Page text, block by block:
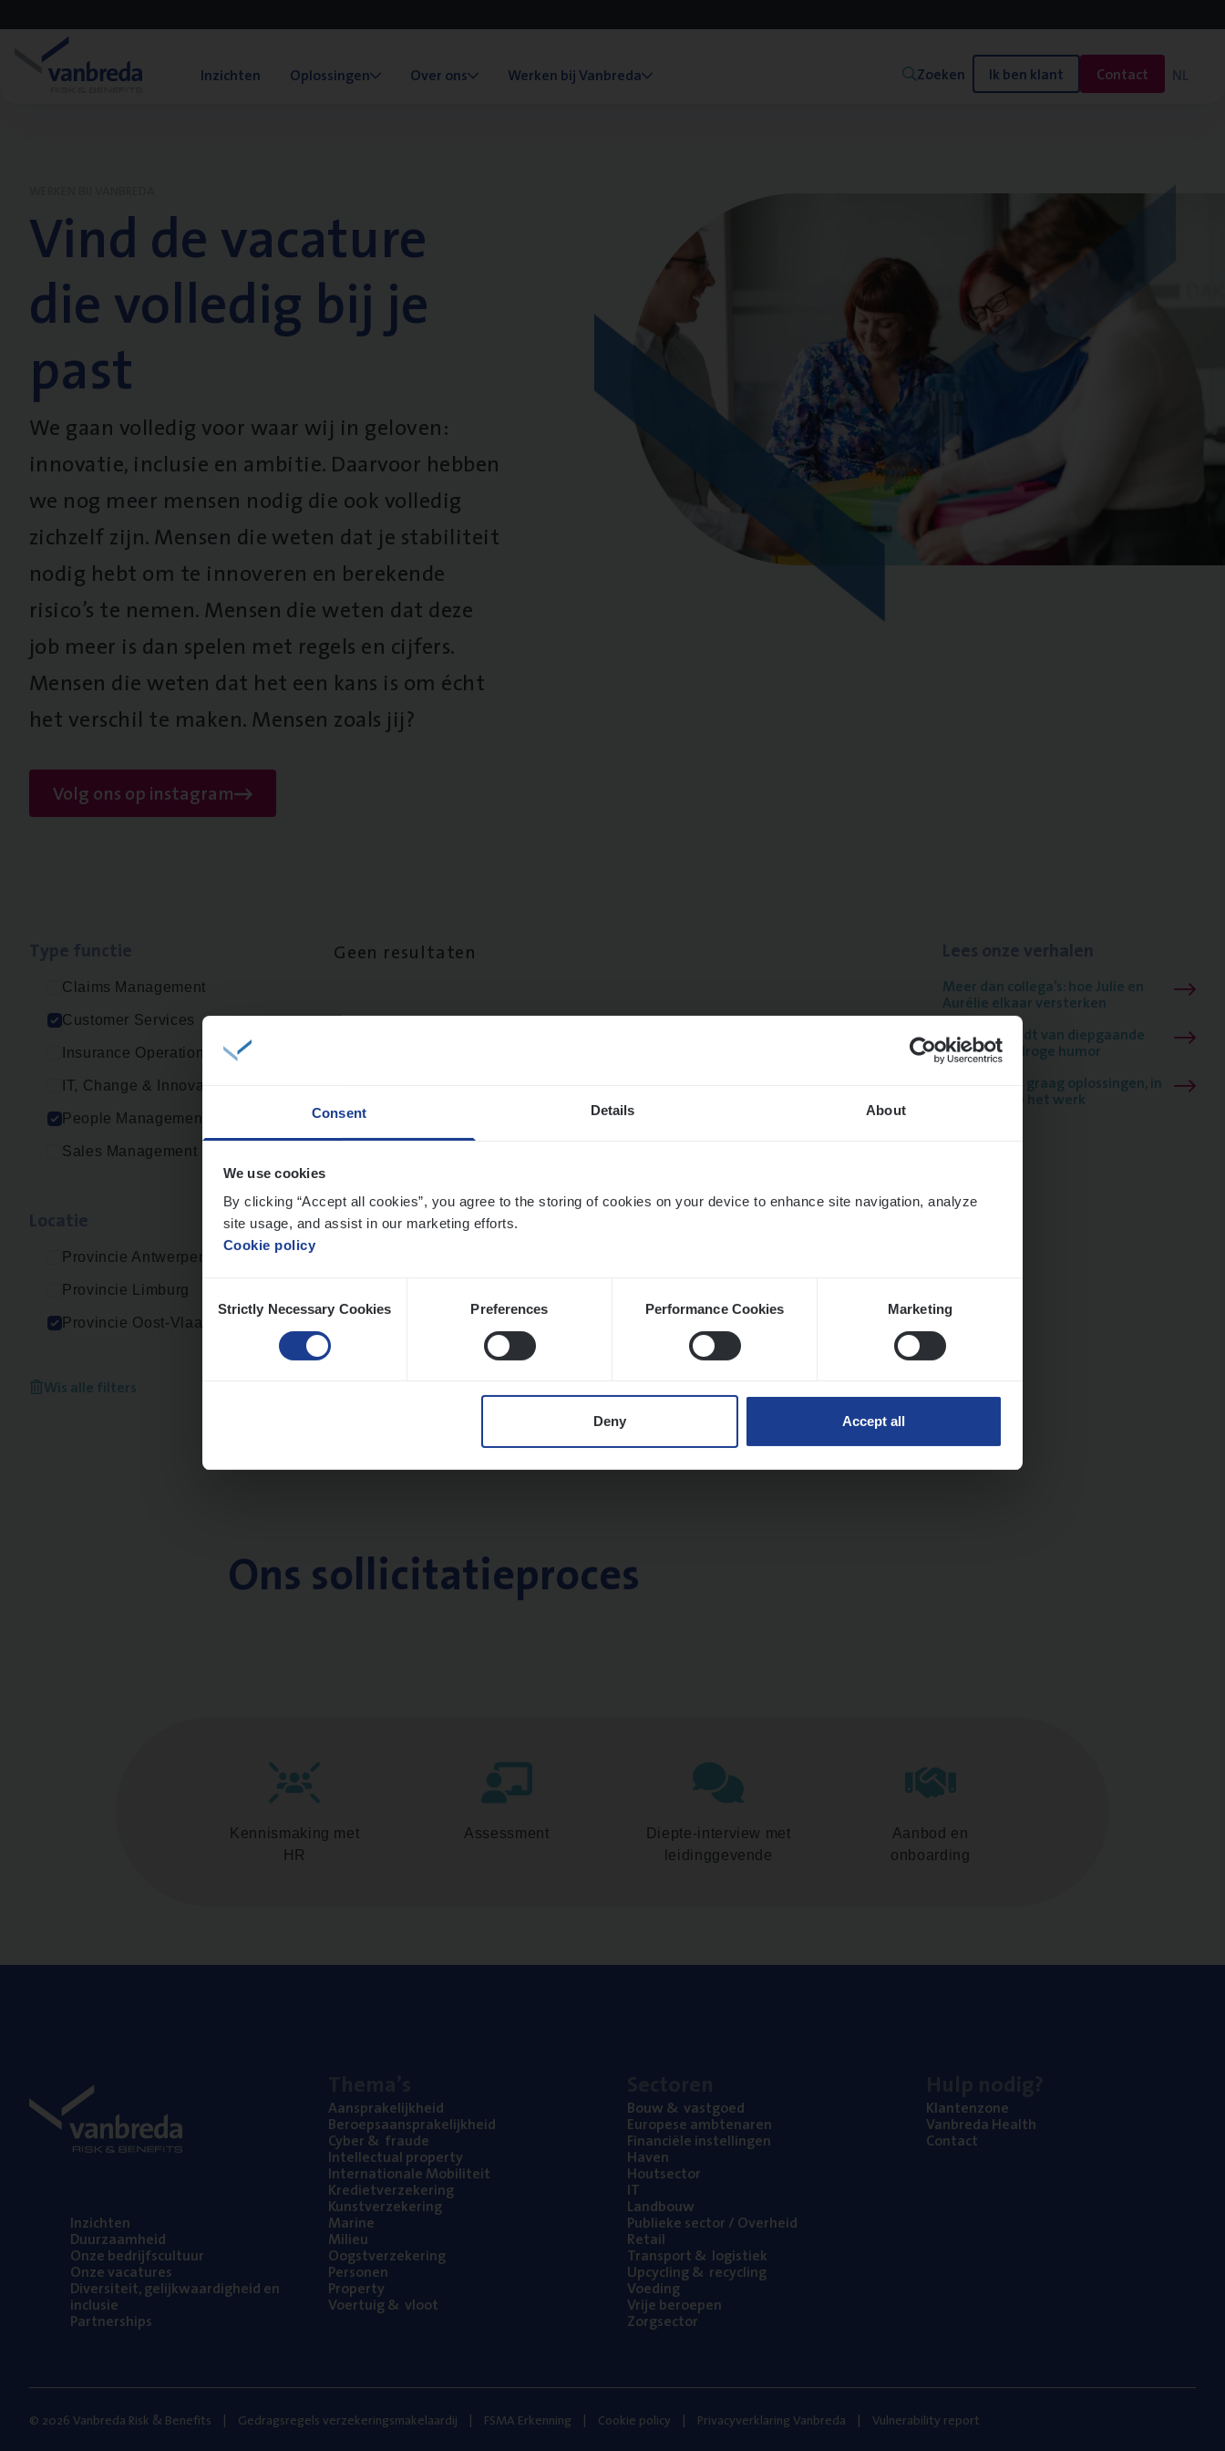
Consent Details About
We use cookies
By clicking “Accept all cookies”, you agree to the storing of cookies on your device to enhance site navigation, analyze
site usage, and assist in our marketing efforts.
Cookie policy
Selection
Strictly Necessary Cookies Preferences Performance Cookies Marketing
Deny Accept all
Inzichten Oplossingen Over ons Werken bij Vanbreda Zoeken Ik ben klant Contact NL
Vind de vacature
die volledig bij je
past
We gaan volledig voor waar wij in geloven:
innovatie, inclusie en ambitie. Daarvoor hebben
we nog meer mensen nodig die ook volledig
zichzelf zijn. Mensen die weten dat je stabiliteit
nodig hebt om te innoveren en berekende
risico’s te nemen. Mensen die weten dat deze
job meer is dan spelen met regels en cijfers.
Mensen die weten dat het een kans is om écht
het verschil te maken. Mensen zoals jij?
Volg ons op instagram
Claims Management
Customer Services
Insurance Operations
IT, Change & Innovation
People Management
Sales Management
Provincie Antwerpen
Provincie Limburg
Provincie Oost-Vlaanderen
Wis alle filters
Geen resultaten
Meer dan collega’s: hoe Julie en
Aurélie elkaar versterken
Mathias houdt van diepgaande
dossiers én droge humor
Thalia zoekt graag oplossingen, in
games én op het werk
Ons sollicitatieproces
Kennismaking met
HR
Assessment
Diepte-interview met
leidinggevende
Aanbod en
onboarding
Inzich­ten
Duur­zaam­heid
Onze bedrijfs­cul­tuur
Onze vaca­tu­res
Diver­si­teit, gelijk­waar­dig­heid en
inclusie
Part­ner­ships
Aan­spra­ke­lijk­heid
Beroeps­aan­spra­ke­lijk­heid
Cyber& fraude
Intel­lec­tu­al property
Inter­na­ti­o­na­le Mobiliteit
Kre­diet­ver­ze­ke­ring
Kunst­ver­ze­ke­ring
Mari­ne
Mili­eu
Oogst­ver­ze­ke­ring
Per­so­nen
Pro­per­ty
Voer­tuig& vloot
Bouw& vastgoed
Euro­pe­se ambtenaren
Finan­ci­ë­le instellingen
Haven
Hout­sec­tor
IT
Land­bouw
Publie­ke sec­tor / Overheid
Retail
Trans­port& logistiek
Upcy­cling& recycling
Voe­ding
Vrije beroe­pen
Zorg­sec­tor
Klan­ten­zo­ne
Van­b­re­da Health
Con­tact
© 2026 Vanbreda Risk & Benefits Gedragsregels verzekeringsmakelaardij FSMA Erkenning Cookie policy Privacyverklaring Vanbreda Vulnerability report